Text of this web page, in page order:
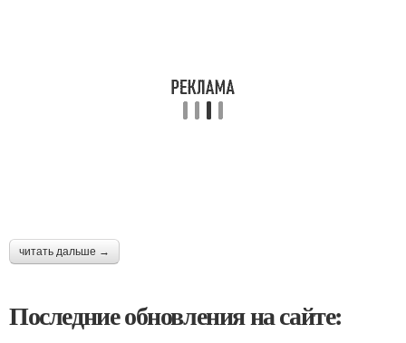
читать дальше →
Последние обновления на сайте: